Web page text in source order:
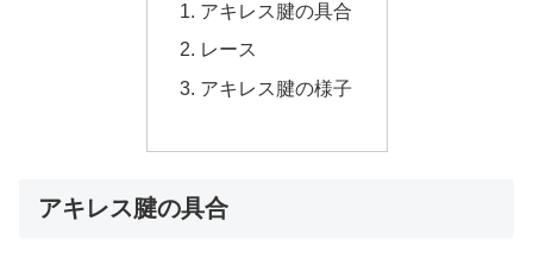
アキレス腱の具合
レース
アキレス腱の様子
アキレス腱の具合